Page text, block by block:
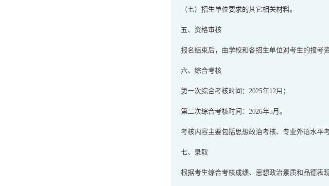
（七）招生单位要求的其它相关材料。
五、资格审核
报名结束后，由学校和各招生单位对考生的报考
六、综合考核
第一次综合考核时间：2025年12月；
第二次综合考核时间：2026年5月。
考核内容主要包括思想政治考核、专业外语水平
七、录取
根据考生综合考核成绩、思想政治素质和品德表